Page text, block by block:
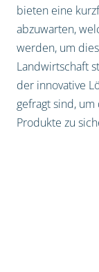
bieten eine
abzuwarten,
werden, um
Landwirtschaft
der innovative
gefragt sind,
Produkte zu